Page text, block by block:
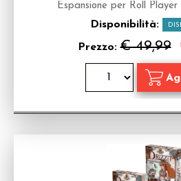
Espansione per Roll
Disponibilità:
Prezzo:€ 49,99